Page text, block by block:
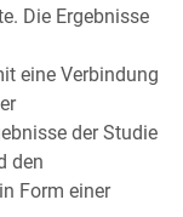
Die Ergebnisse
eine Verbindung
der Studie
den
Form einer